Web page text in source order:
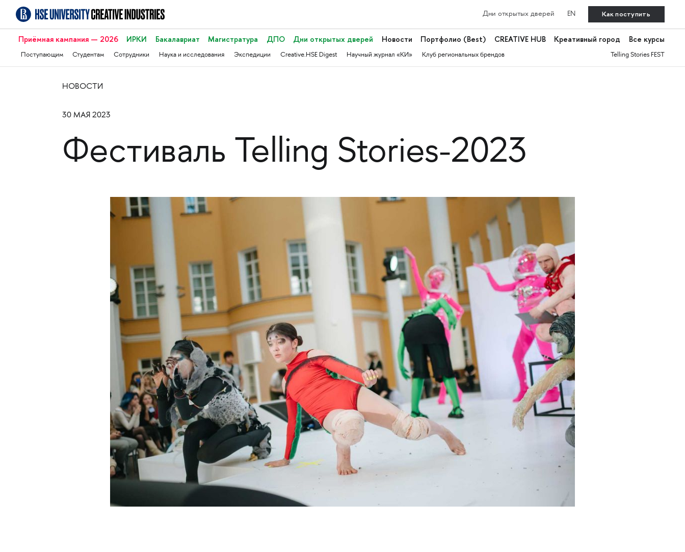
Дни открытых дверей EN Как поступить
Приёмная кампания — 2026 ИРКИ Бакалавриат Магистратура ДПО Дни открытых дверей Новости Портфолио (Best) CREATIVE HUB Креативный город Все курсы
Поступающим Студентам Сотрудники Наука и исследования Экспедиции Creative.HSE Digest Научный журнал «КИ» Клуб региональных брендов Telling Stories FEST
НОВОСТИ
30 МАЯ 2023
Фестиваль Telling Stories-2023